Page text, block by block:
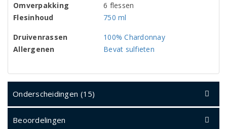
Omverpakking
6 flessen
Flesinhoud
750 ml
Druivenrassen
100% Chardonnay
Allergenen
Bevat sulfieten
Onderscheidingen (15)
Beoordelingen